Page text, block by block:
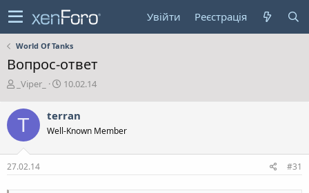
Увійти Реєстрація
World Of Tanks
Вопрос-ответ
А
т
о
т
е
м
_Viper_
Д
а
с
в
10.02.14
T terran
Well-Known Member
27.02.14 #31